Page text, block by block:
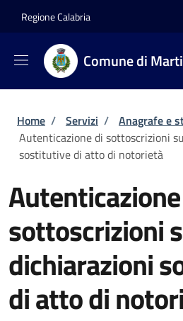
Regione Calabria
Comune di
Briciole di pane
Home / Servizi / Anagrafe e
Autenticazione di sottoscrizioni
sostitutive di atto di notorietà
sottoscrizioni
dichiarazioni
di atto di